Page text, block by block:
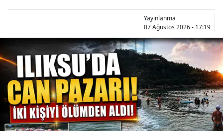
Yayınlanma
07 Ağustos 2026 - 17:19